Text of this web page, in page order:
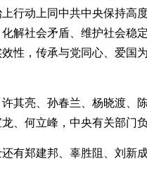
行动上同中共中央保持高
解社会矛盾、维护社会稳
性，传承与党同心、爱国
其亮、孙春兰、杨晓渡、
、何立峰，中央有关部门
有郑建邦、辜胜阻、刘新